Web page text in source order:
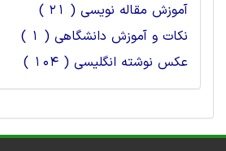
آموزش مقاله نویسی ( 21 )
نکات و آموزش دانشگاهی ( 1 )
عکس نوشته انگلیسی ( 104 )